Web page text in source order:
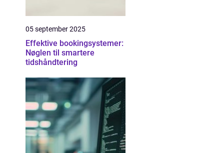
05 september 2025
Effektive bookingsystemer:
Nøglen til smartere
tidshåndtering